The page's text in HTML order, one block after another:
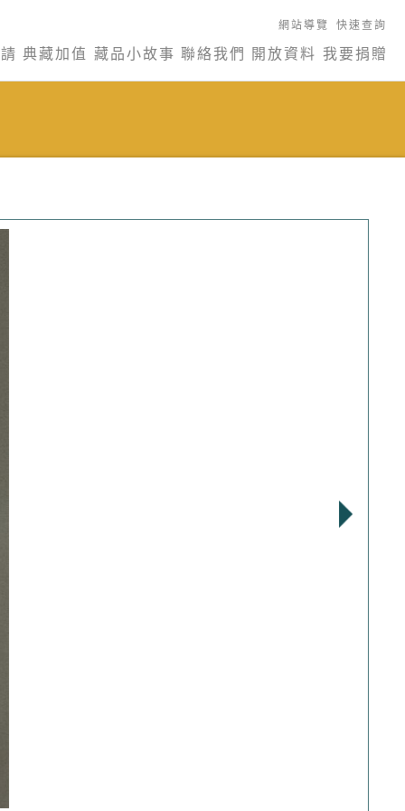
網站導覽 快速查詢
典藏加值 藏品小故事 聯絡我們 開放資料 我要捐贈